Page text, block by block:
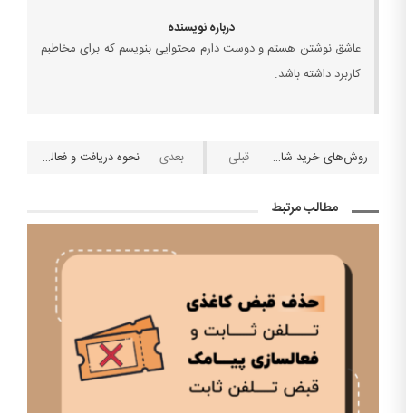
درباره نویسنده
عاشق نوشتن هستم و دوست دارم محتوایی بنویسم که برای مخاطبم
کاربرد داشته باشد.
روش‌های خرید شارژ شگفت انگیز ایرانسل نحوه دریافت و فعالسازی رمز یکبار مصرف تمامی کارت‌های بانکی عضو شتاب
مطالب مرتبط